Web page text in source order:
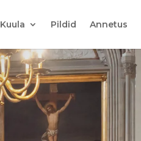
Kuula Pildid Annetus